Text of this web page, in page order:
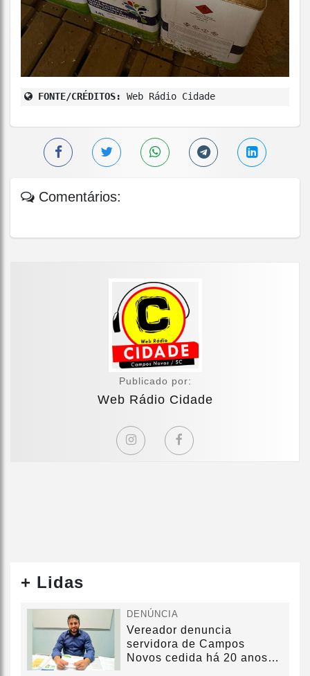
FONTE/CRÉDITOS: Web Rádio Cidade
Comentários:
Publicado por:
Web Rádio Cidade
+ Lidas
DENÚNCIA
Vereador denuncia
servidora de Campos
Novos cedida há 20 anos